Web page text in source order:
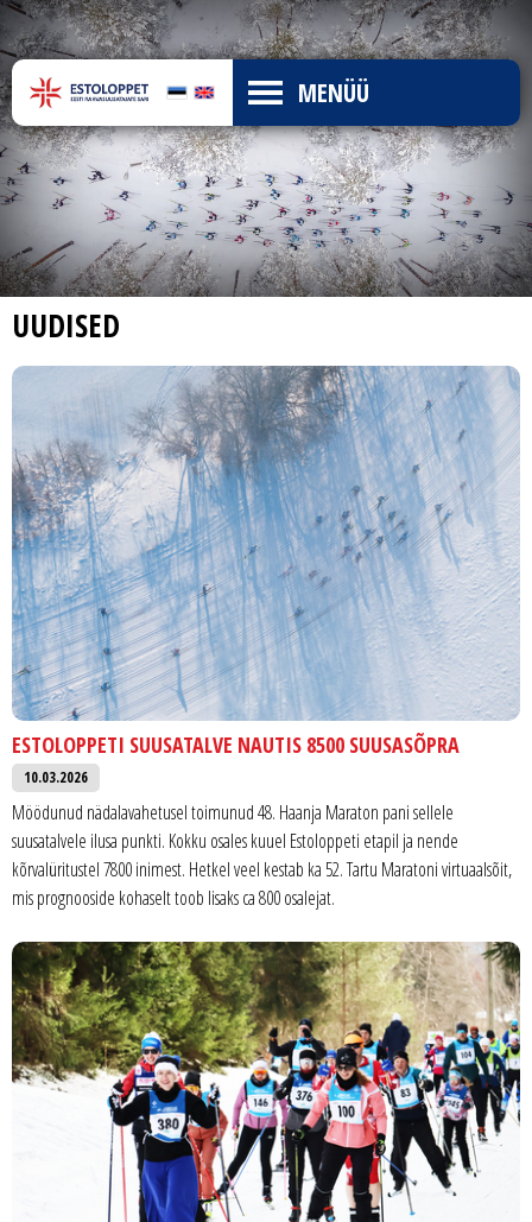
MENÜÜ
UUDISED
ESTOLOPPETI SUUSATALVE NAUTIS 8500 SUUSASÕPRA
10.03.2026
Möödunud nädalavahetusel toimunud 48. Haanja Maraton pani sellele
suusatalvele ilusa punkti. Kokku osales kuuel Estoloppeti etapil ja nende
kõrvalüritustel 7800 inimest. Hetkel veel kestab ka 52. Tartu Maratoni virtuaalsõit,
mis prognooside kohaselt toob lisaks ca 800 osalejat.